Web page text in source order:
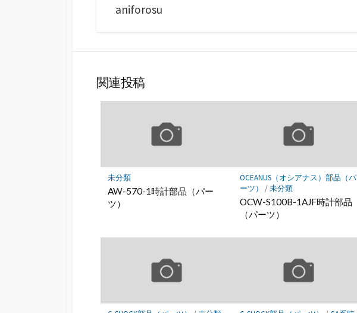
aniforosu
関連投稿
未分類
AW-570-1時計部品（パー
ツ）
OCEANUS（オシアナス）部品（パ
ーツ）
/未分類
OCW-S100B-1AJF時計部品
（パーツ）